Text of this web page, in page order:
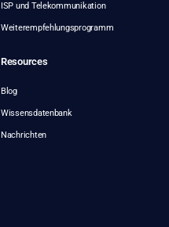
ISP und Telekommunikation
Weiterempfehlungsprogramm
Resources
Blog
Wissensdatenbank
Nachrichten